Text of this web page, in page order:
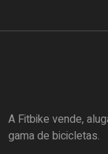
A Fitbike vende,
gama de bicicletas.